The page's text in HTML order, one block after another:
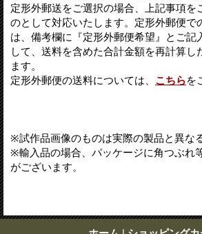
定形外郵送をご選択の場合、上記事項を
のとして対応いたします。定形外郵便で
は、備考欄に『定形外郵便希望』とご記
して、送料を含めた合計金額を再計算し
ます。
定形外郵便の送料については、 こちらを
※試作品画像のものは実際の製品と異な
※輸入品の場合、パッケージに角つぶれ
がございます。